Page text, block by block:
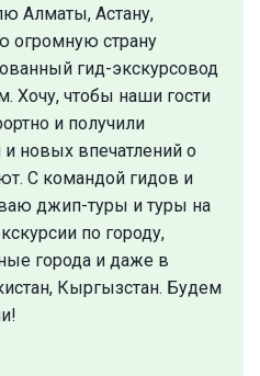
Алматы, Астану,
страну
гид-экскурсовод
Хочу, чтобы наши гости
и получили
новых впечатлений о
С командой гидов и
джип-туры и туры на
по городу,
города и даже в
Кыргызстан. Будем